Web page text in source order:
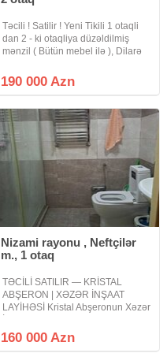
Təcili ! Satilir ! Yeni Tikili 1 otaqli
dan 2 - ki otaqliya düzəldilmiş
mənzil ( Bütün mebel ilə ), Dilarə
Vurğun Bağı ", Dəmir Yolları
idaresi və " 28 May " metrosu
190 000 Azn
Nizami rayonu , Neftçilər
m., 1 otaq
TƏCİLİ SATILIR — KRİSTAL
ABŞERON | XƏZƏR İNŞAAT
LAYİHƏSİ Kristal Abşeronun Xəzər
yüksək keyfiyyətlə təmir olunmuş,
tam əşyalı və yaşayış üçün tam
160 000 Azn